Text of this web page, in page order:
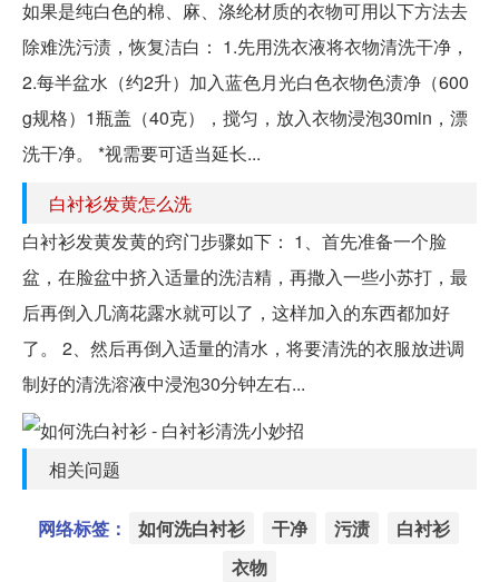
如果是纯白色的棉、麻、涤纶材质的衣物可用以下方法去
除难洗污渍，恢复洁白： 1.先用洗衣液将衣物清洗干净，
2.每半盆水（约2升）加入蓝色月光白色衣物色渍净（600
g规格）1瓶盖（40克），搅匀，放入衣物浸泡30min，漂
洗干净。 *视需要可适当延长...
白衬衫发黄怎么洗
白衬衫发黄发黄的窍门步骤如下： 1、首先准备一个脸
盆，在脸盆中挤入适量的洗洁精，再撒入一些小苏打，最
后再倒入几滴花露水就可以了，这样加入的东西都加好
了。 2、然后再倒入适量的清水，将要清洗的衣服放进调
制好的清洗溶液中浸泡30分钟左右...
相关问题
网络标签： 如何洗白衬衫 干净 污渍
白衬衫
衣物